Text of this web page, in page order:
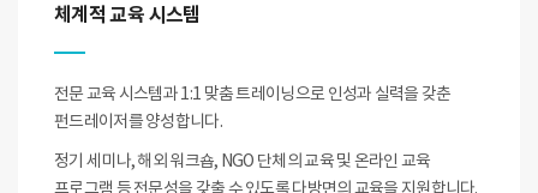
체계적 교육 시스템
전문 교육 시스템과 1:1 맞춤 트레이닝으로 인성과 실력을 갖춘
펀드레이저를 양성합니다.
정기 세미나, 해외 워크숍, NGO 단체의 교육 및 온라인 교육
프로그램 등 전문성을 갖출 수 있도록 다방면의 교육을 지원합니다.